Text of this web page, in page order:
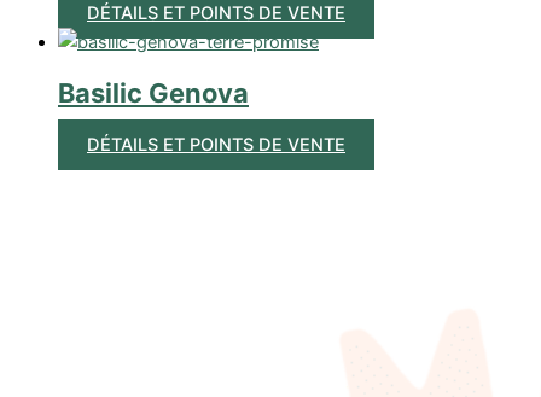
DÉTAILS ET POINTS DE VENTE
Basilic Genova
DÉTAILS ET POINTS DE VENTE